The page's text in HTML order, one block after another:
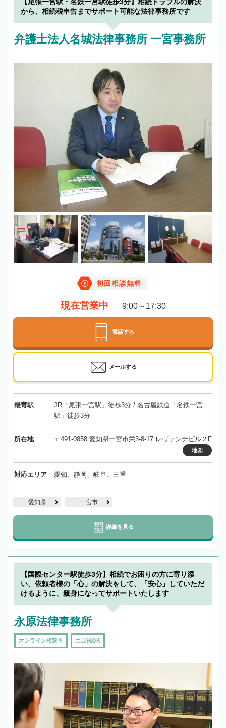
【尾張一宮駅・名鉄一宮駅徒歩3分】相続トラブルの解決
から、相続税申告までサポート可能な法律事務所です
弁護士法人名城法律事務所 一宮事務所
初回相談無料
現在営業中 9:00～17:30
電話する
メールする
最寄駅
JR「尾張一宮駅」徒歩3分 / 名古屋鉄道「名鉄一宮
駅」徒歩3分
所在地 〒491-0858 愛知県一宮市栄3-8-17 レヴァンテビル２F
地図
対応エリア 愛知、静岡、岐阜、三重
愛知県 一宮市
詳細を見る
【国際センター駅徒歩3分】相続でお困りの方に寄り添
い、依頼者様の「心」の解決をして、「安心」していただ
けるように、親身になってサポートいたします
永原法律事務所
オンライン相談可 土日祝OK